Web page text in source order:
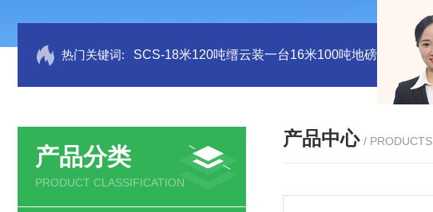
热门关键词: SCS-18米120吨缙云装一台16米100吨地磅多少钱？
产品分类
PRODUCT CLASSIFICATION
产品中心 / PRODUCTS